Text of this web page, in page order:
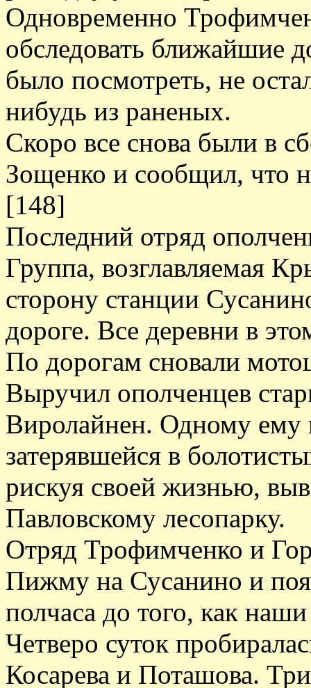
Одновременно
обследовать ближайшие
было посмотреть, не
нибудь из раненых.
Скоро все снова были в
Зощенко и сообщил, что
[148]
Последний отряд
Группа, возглавляемая
сторону станции
дороге. Все деревни в
По дорогам сновали
Выручил ополченцев
Виролайнен. Одному ему
затерявшейся в
рискуя своей жизнью,
Павловскому лесопарку.
Отряд Трофимченко и
Пижму на Сусанино и
полчаса до того, как
Четверо суток
Косарева и Поташова.